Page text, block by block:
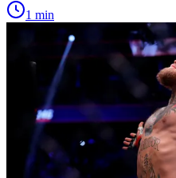
1 min